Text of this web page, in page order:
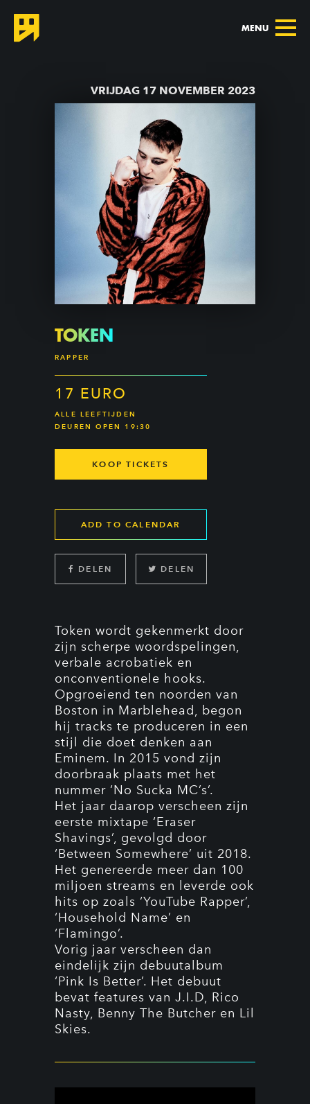
MENU
VRIJDAG 17 NOVEMBER 2023
TOKEN
RAPPER
17 EURO
ALLE LEEFTIJDEN
DEUREN OPEN 19:30
KOOP TICKETS
ADD TO CALENDAR
DELEN DELEN
Token wordt gekenmerkt door
zijn scherpe woordspelingen,
verbale acrobatiek en
onconventionele hooks.
Opgroeiend ten noorden van
Boston in Marblehead, begon
hij tracks te produceren in een
stijl die doet denken aan
Eminem. In 2015 vond zijn
doorbraak plaats met het
nummer ‘No Sucka MC’s’.
Het jaar daarop verscheen zijn
eerste mixtape ‘Eraser
Shavings’, gevolgd door
‘Between Somewhere’ uit 2018.
Het genereerde meer dan 100
miljoen streams en leverde ook
hits op zoals ‘YouTube Rapper’,
‘Household Name’ en
‘Flamingo’.
Vorig jaar verscheen dan
eindelijk zijn debuutalbum
‘Pink Is Better’. Het debuut
bevat features van J.I.D, Rico
Nasty, Benny The Butcher en Lil
Skies.